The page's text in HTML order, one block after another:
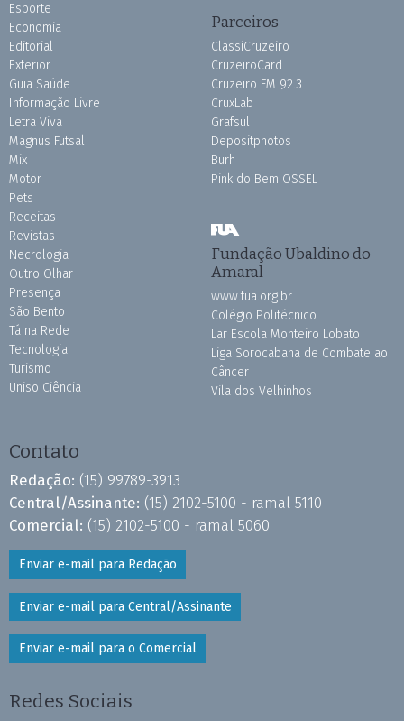
Esporte
Economia
Editorial
Exterior
Guia Saúde
Informação Livre
Letra Viva
Magnus Futsal
Mix
Motor
Pets
Receitas
Revistas
Necrologia
Outro Olhar
Presença
São Bento
Tá na Rede
Tecnologia
Turismo
Uniso Ciência
Parceiros
ClassiCruzeiro
CruzeiroCard
Cruzeiro FM 92.3
CruxLab
Grafsul
Depositphotos
Burh
Pink do Bem OSSEL
Fundação Ubaldino do
Amaral
www.fua.org.br
Colégio Politécnico
Lar Escola Monteiro Lobato
Liga Sorocabana de Combate ao
Câncer
Vila dos Velhinhos
Contato
Redação: (15) 99789-3913
Central/Assinante: (15) 2102-5100 - ramal 5110
Comercial: (15) 2102-5100 - ramal 5060
Enviar e-mail para Redação
Enviar e-mail para Central/Assinante
Enviar e-mail para o Comercial
Redes Sociais